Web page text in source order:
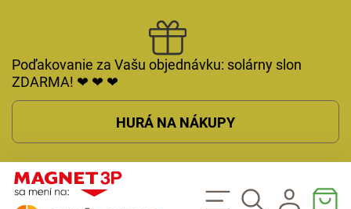
Poďakovanie za Vašu objednávku: solárny slon
ZDARMA! ❤ ❤ ❤
HURÁ NA NÁKUPY